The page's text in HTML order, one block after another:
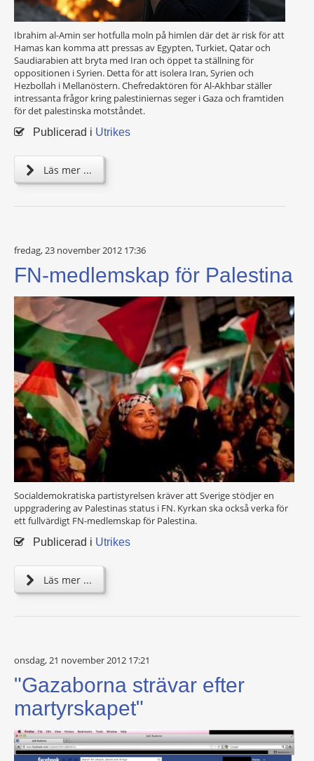
Ibrahim al-Amin ser hotfulla moln på himlen där det är risk för att
Hamas kan komma att pressas av Egypten, Turkiet, Qatar och
Saudiarabien att bryta med Iran och öppet ta ställning för
oppositionen i Syrien. Detta för att isolera Iran, Syrien och
Hezbollah i Mellanöstern. Chefredaktören för Al-Akhbar ställer
intressanta frågor kring palestiniernas seger i Gaza och framtiden
för det palestinska motståndet.
Publicerad i Utrikes
Läs mer ...
fredag, 23 november 2012 17:36
FN-medlemskap för Palestina
Socialdemokratiska partistyrelsen kräver att Sverige stödjer en
uppgradering av Palestinas status i FN. Kyrkan ska också verka för
ett fullvärdigt FN-medlemskap för Palestina.
Publicerad i Utrikes
Läs mer ...
onsdag, 21 november 2012 17:21
"Gazaborna strävar efter
martyrskapet"